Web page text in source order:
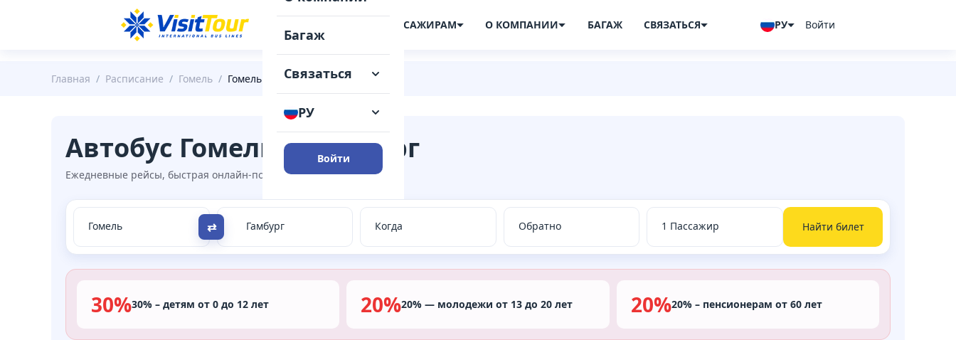
Багаж
Связаться
РУ
Войти
ПАССАЖИРАМ О КОМПАНИИ БАГАЖ СВЯЗАТЬСЯ РУ Войти
Главная / Расписание / Гомель / Гомель - Гамбург
Автобус Гомель → Гамбург
Ежедневные рейсы, быстрая онлайн-покупка, удобные места.
⇄ Найти билет
30%30% – детям от 0 до 12 лет 20%20% — молодежи от 13 до 20 лет 20%20% – пенсионерам от 60 лет